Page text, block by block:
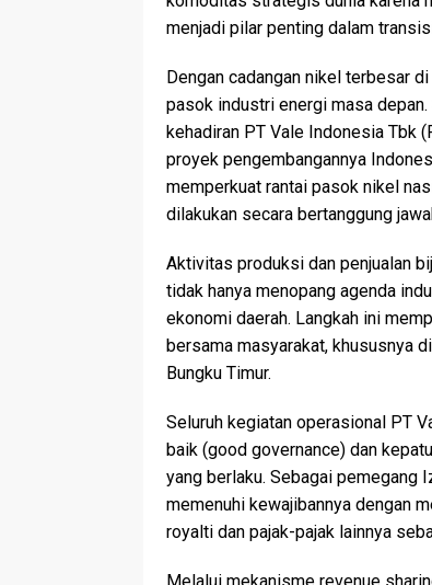
menjadi pilar penting dalam
Dengan cadangan nikel terbesar
pasok industri energi masa
kehadiran PT Vale Indonesia Tbk
proyek pengembangannya
memperkuat rantai pasok nikel
dilakukan secara bertanggung
Aktivitas produksi dan penjualan
tidak hanya menopang agenda
ekonomi daerah. Langkah ini
bersama masyarakat, khususnya
Bungku Timur.
Seluruh kegiatan operasional PT
baik (good governance) dan
yang berlaku. Sebagai pemegang
memenuhi kewajibannya dengan
royalti dan pajak-pajak lainnya